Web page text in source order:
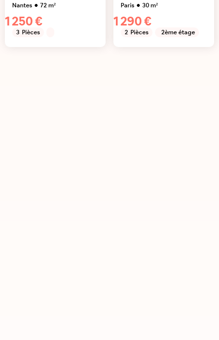
Nantes 72m²
1 250 €
3 Pièces
Paris 30m²
1 290 €
2 Pièces 2ème étage